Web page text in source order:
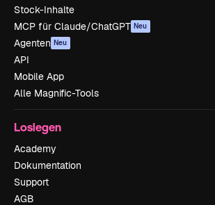
Stock-Inhalte
MCP für Claude/ChatGPT Neu
Agenten Neu
API
Mobile App
Alle Magnific-Tools
Loslegen
Academy
Dokumentation
Support
AGB